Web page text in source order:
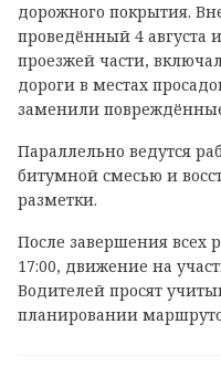
дорожного покрытия.
проведённый 4 августа
проезжей части,
дороги в местах
заменили
Параллельно ведутся
битумной смесью и
разметки.
После завершения всех
17:00, движение на
Водителей просят
планировании